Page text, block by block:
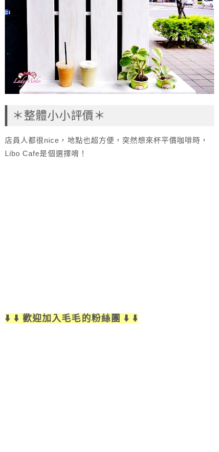
＊整體小小評價＊
店員人都很nice，地點也超方便，突然想來杯平價咖啡時，
Libo Cafe是個選擇唷！
⬇️ ⬇️ 歡迎加入毛毛的粉絲團 ⬇️ ⬇️